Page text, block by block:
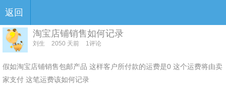
返回
淘宝店铺销售如何记录
刘生 2050 天前 1评论
假如淘宝店铺销售包邮产品 这样客户所付款的运费是0 这个运费将由卖
家支付 这笔运费该如何记录